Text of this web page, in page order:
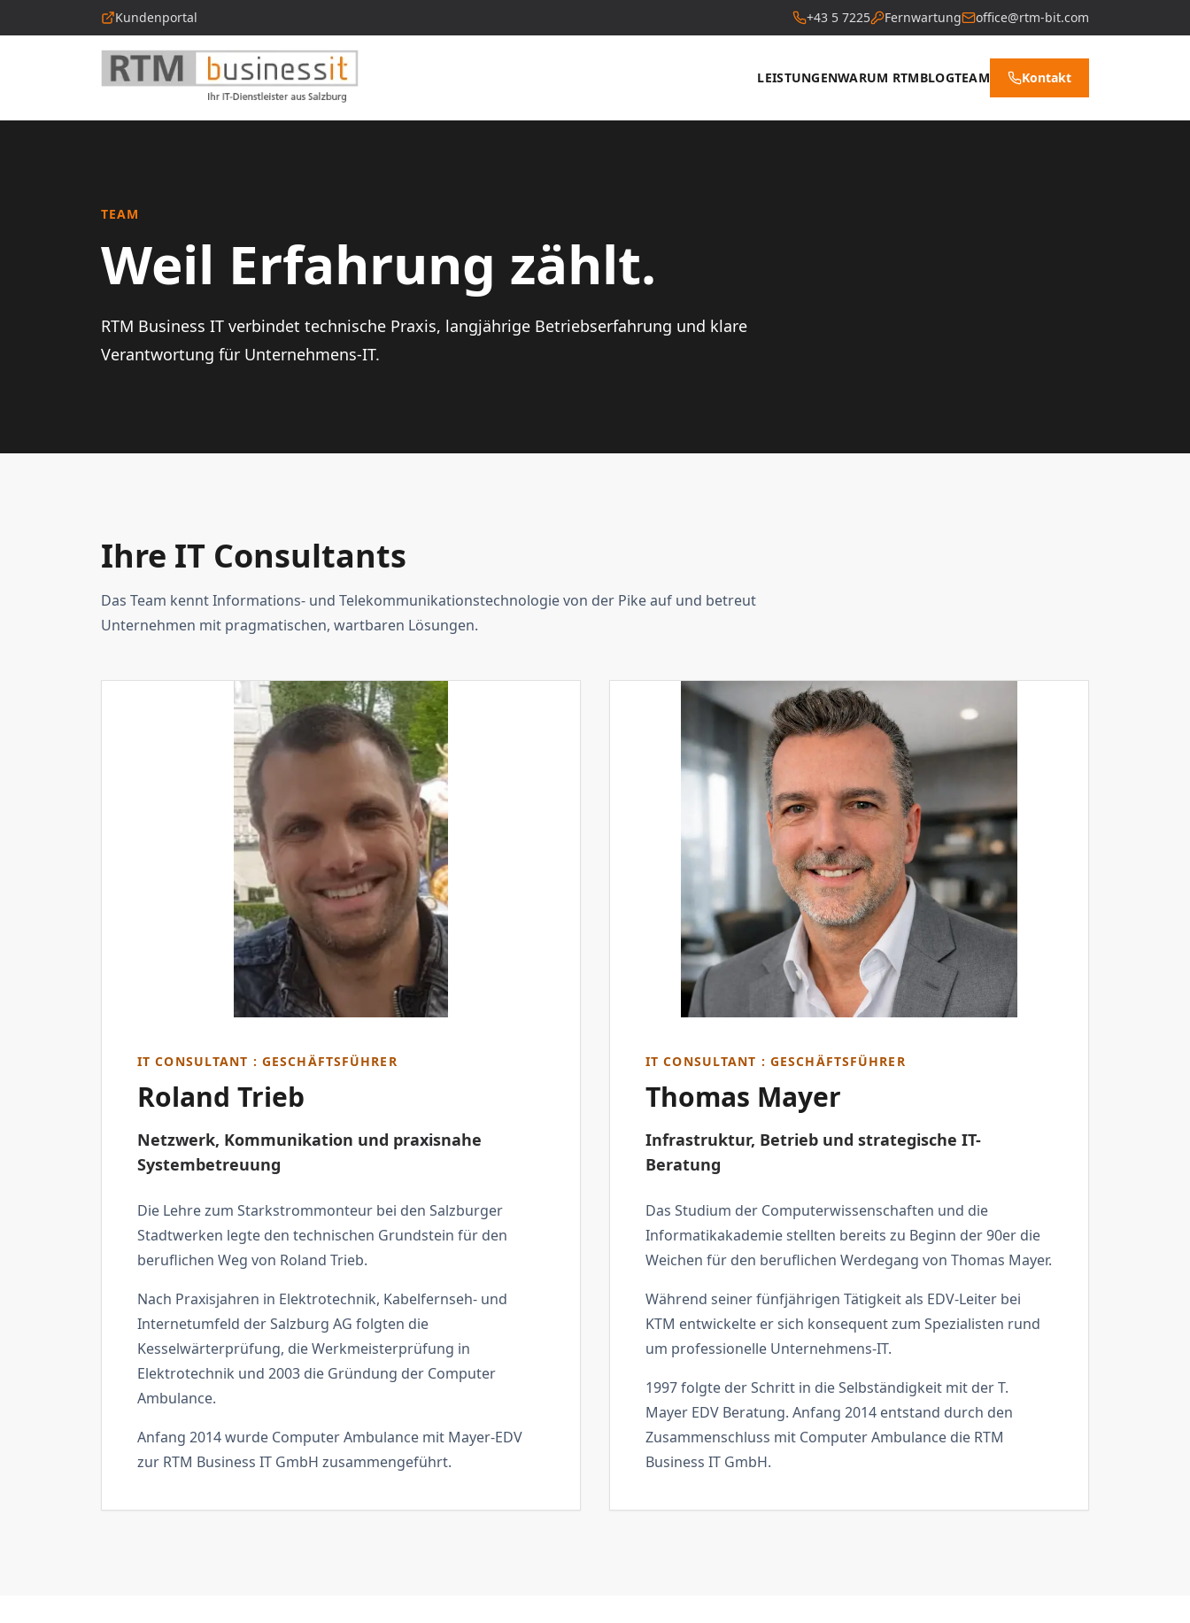
Kundenportal +43 5 7225 Fernwartung office@rtm-bit.com
LEISTUNGENWARUM RTMBLOGTEAM Kontakt
TEAM
Weil Erfahrung zählt.
RTM Business IT verbindet technische Praxis, langjährige Betriebserfahrung und klare
Verantwortung für Unternehmens-IT.
Ihre IT Consultants
Das Team kennt Informations- und Telekommunikationstechnologie von der Pike auf und betreut
Unternehmen mit pragmatischen, wartbaren Lösungen.
IT CONSULTANT : GESCHÄFTSFÜHRER
Roland Trieb
Netzwerk, Kommunikation und praxisnahe
Systembetreuung
Die Lehre zum Starkstrommonteur bei den Salzburger
Stadtwerken legte den technischen Grundstein für den
beruflichen Weg von Roland Trieb.
Nach Praxisjahren in Elektrotechnik, Kabelfernseh- und
Internetumfeld der Salzburg AG folgten die
Kesselwärterprüfung, die Werkmeisterprüfung in
Elektrotechnik und 2003 die Gründung der Computer
Ambulance.
Anfang 2014 wurde Computer Ambulance mit Mayer-EDV
zur RTM Business IT GmbH zusammengeführt.
IT CONSULTANT : GESCHÄFTSFÜHRER
Thomas Mayer
Infrastruktur, Betrieb und strategische IT-
Beratung
Das Studium der Computerwissenschaften und die
Informatikakademie stellten bereits zu Beginn der 90er die
Weichen für den beruflichen Werdegang von Thomas Mayer.
Während seiner fünfjährigen Tätigkeit als EDV-Leiter bei
KTM entwickelte er sich konsequent zum Spezialisten rund
um professionelle Unternehmens-IT.
1997 folgte der Schritt in die Selbständigkeit mit der T.
Mayer EDV Beratung. Anfang 2014 entstand durch den
Zusammenschluss mit Computer Ambulance die RTM
Business IT GmbH.